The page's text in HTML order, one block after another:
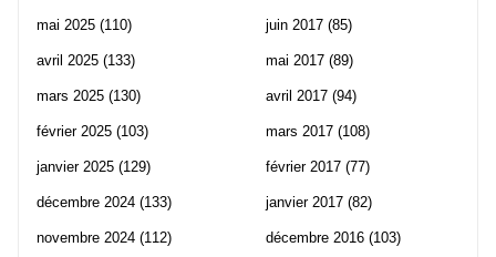
mai 2025 (110)
avril 2025 (133)
mars 2025 (130)
février 2025 (103)
janvier 2025 (129)
décembre 2024 (133)
novembre 2024 (112)
juin 2017 (85)
mai 2017 (89)
avril 2017 (94)
mars 2017 (108)
février 2017 (77)
janvier 2017 (82)
décembre 2016 (103)